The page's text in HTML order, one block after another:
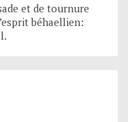
et de tournure
béhaellien: